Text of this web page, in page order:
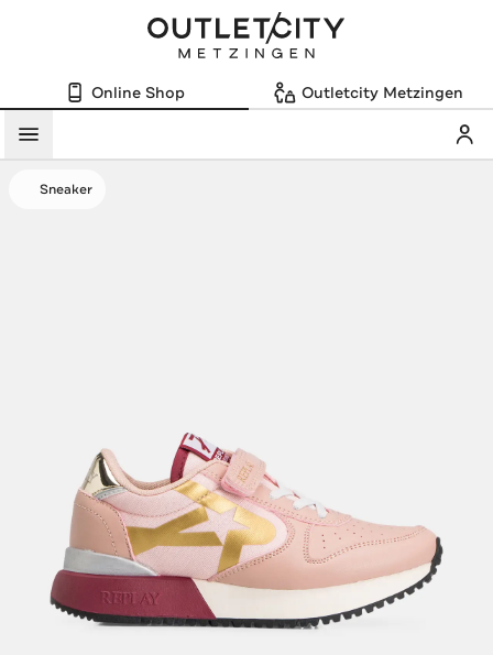
Online Shop Outletcity Metzingen
Menü
Sneaker